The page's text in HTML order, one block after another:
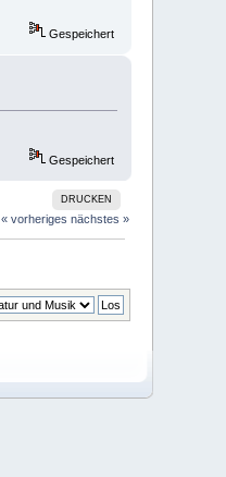
Gespeichert
Gespeichert
DRUCKEN
« vorheriges nächstes »